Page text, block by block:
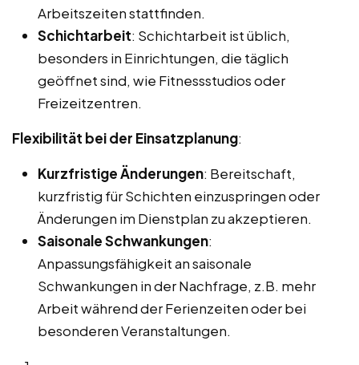
Arbeitszeiten stattfinden.
Schichtarbeit: Schichtarbeit ist üblich,
besonders in Einrichtungen, die täglich
geöffnet sind, wie Fitnessstudios oder
Freizeitzentren.
Flexibilität bei der Einsatzplanung:
Kurzfristige Änderungen: Bereitschaft,
kurzfristig für Schichten einzuspringen oder
Änderungen im Dienstplan zu akzeptieren.
Saisonale Schwankungen:
Anpassungsfähigkeit an saisonale
Schwankungen in der Nachfrage, z.B. mehr
Arbeit während der Ferienzeiten oder bei
besonderen Veranstaltungen.